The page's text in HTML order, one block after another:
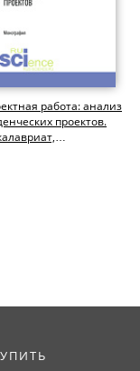
работа: анализ
проектов.